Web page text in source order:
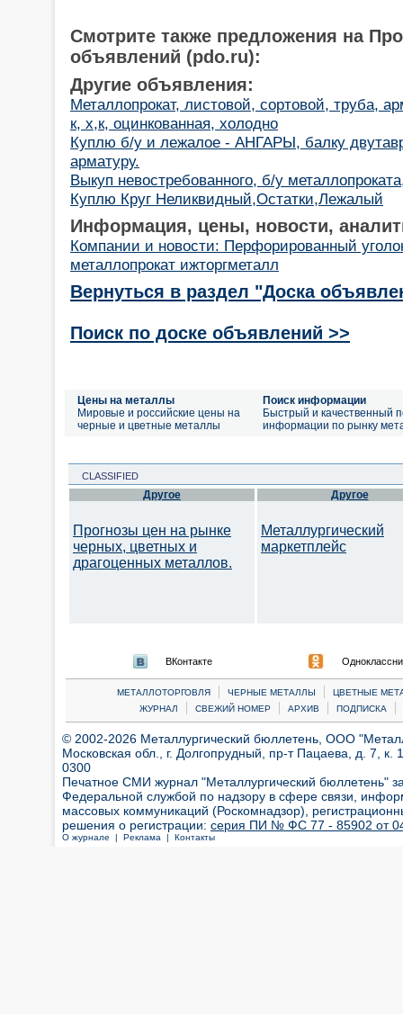
Смотрите также предложения на
объявлений (pdo.ru):
Другие объявления:
Металлопрокат, листовой, сортовой, труба,
к, х,к, оцинкованная, холодно
Куплю б/у и лежалое - АНГАРЫ, балку
арматуру.
Выкуп невостребованного, б/у
Куплю Круг Неликвидный,Остатки,Лежалый
Информация, цены, новости,
Компании и новости: Перфорированный
металлопрокат ижторгметалл
Вернуться в раздел "Доска
Поиск по доске объявлений >>
Цены на металлы
Мировые и российские цены на
черные и цветные металлы
Поиск информации
Быстрый и качественный
информации по рынку
CLASSIFIED
Другое
Прогнозы цен на рынке
черных, цветных и
драгоценных металлов.
Другое
Металлургический
маркетплейс
ВКонтакте
МЕТАЛЛОТОРГОВЛЯ | ЧЕРНЫЕ МЕТАЛЛЫ |
ЦВЕТНЫЕ
ЖУРНАЛ
| СВЕЖИЙ НОМЕР | АРХИВ | ПОДПИСКА |
© 2002-2026 Металлургический бюллетень, ООО
Московская обл., г. Долгопрудный, пр-т Пацаева, д. 7,
0300
Печатное СМИ журнал "Металлургический бюллетень"
Федеральной службой по надзору в сфере связи,
массовых коммуникаций (Роскомнадзор),
решения о регистрации: серия ПИ № ФС 77 - 85902 от 04
О журнале | Реклама | Контакты